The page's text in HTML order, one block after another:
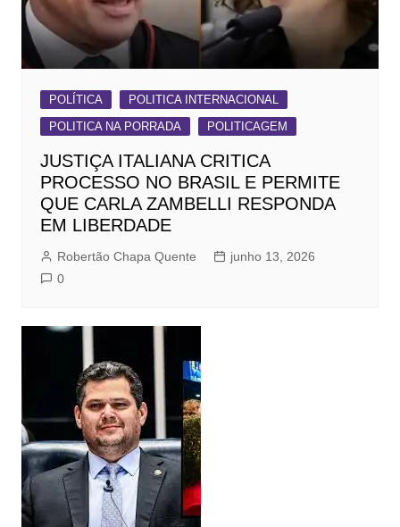
POLÍTICA
POLITICA INTERNACIONAL
POLITICA NA PORRADA
POLITICAGEM
JUSTIÇA ITALIANA CRITICA
PROCESSO NO BRASIL E PERMITE
QUE CARLA ZAMBELLI RESPONDA
EM LIBERDADE
Robertão Chapa Quente
junho 13, 2026
0